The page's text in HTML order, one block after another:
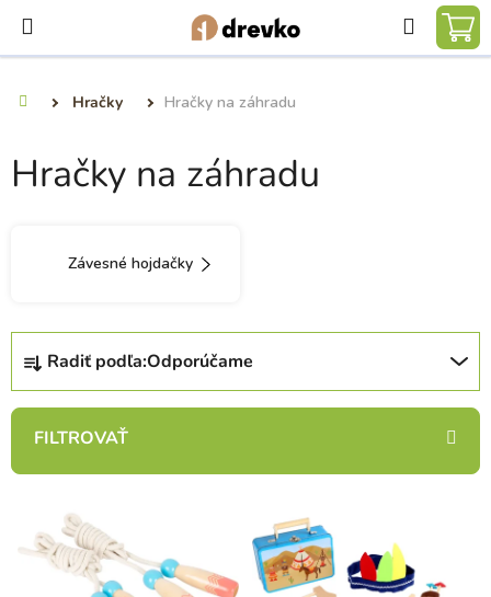
obsah
Hľadať
Hračky Hračky na záhradu
Hračky na záhradu
Závesné hojdačky
R
d
n
p
Radiť podľa:Odporúčame
ý